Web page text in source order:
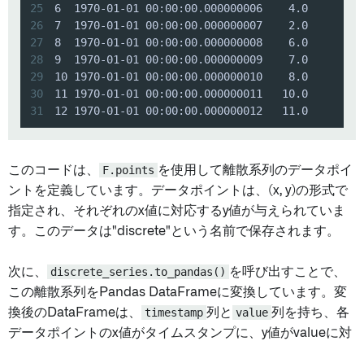
25
26
27
28
29
30
31
12 1970-01-01 00:00:00.000000012   11.0
このコードは、 F.points を使用して離散系列のデータポイ
ントを定義しています。データポイントは、(x, y)の形式で
指定され、それぞれのx値に対応するy値が与えられていま
す。このデータは"discrete"という名前で保存されます。
次に、 discrete_series.to_pandas() を呼び出すことで、
この離散系列をPandas DataFrameに変換しています。変
換後のDataFrameは、
timestamp 列と value 列を持ち、各
データポイントのx値がタイムスタンプに、y値がvalueに対